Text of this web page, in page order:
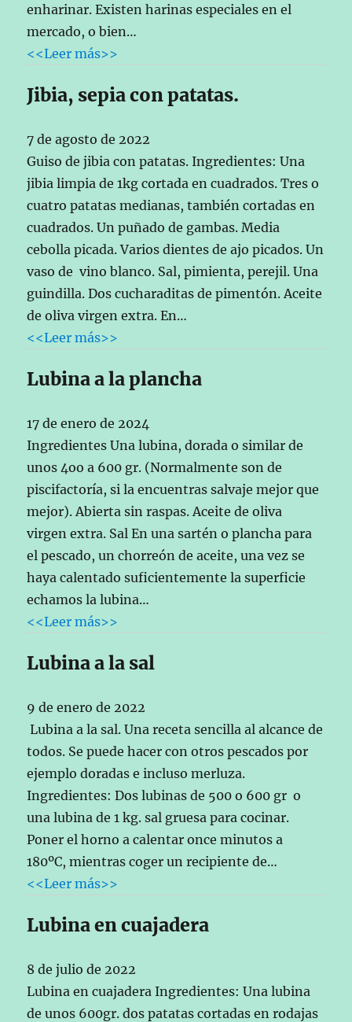
enharinar. Existen harinas especiales en el
mercado, o bien…
<<Leer más>>
Jibia, sepia con patatas.
7 de agosto de 2022
Guiso de jibia con patatas. Ingredientes: Una
jibia limpia de 1kg cortada en cuadrados. Tres o
cuatro patatas medianas, también cortadas en
cuadrados. Un puñado de gambas. Media
cebolla picada. Varios dientes de ajo picados. Un
vaso de vino blanco. Sal, pimienta, perejil. Una
guindilla. Dos cucharaditas de pimentón. Aceite
de oliva virgen extra. En…
<<Leer más>>
Lubina a la plancha
17 de enero de 2024
Ingredientes Una lubina, dorada o similar de
unos 4oo a 600 gr. (Normalmente son de
piscifactoría, si la encuentras salvaje mejor que
mejor). Abierta sin raspas. Aceite de oliva
virgen extra. Sal En una sartén o plancha para
el pescado, un chorreón de aceite, una vez se
haya calentado suficientemente la superficie
echamos la lubina…
<<Leer más>>
Lubina a la sal
9 de enero de 2022
Lubina a la sal. Una receta sencilla al alcance de
todos. Se puede hacer con otros pescados por
ejemplo doradas e incluso merluza.
Ingredientes: Dos lubinas de 500 o 600 gr o
una lubina de 1 kg. sal gruesa para cocinar.
Poner el horno a calentar once minutos a
180ºC, mientras coger un recipiente de…
<<Leer más>>
Lubina en cuajadera
8 de julio de 2022
Lubina en cuajadera Ingredientes: Una lubina
de unos 600gr. dos patatas cortadas en rodajas